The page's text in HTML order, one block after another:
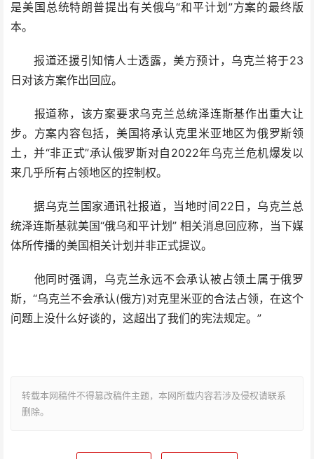
是美国总统特朗普提出有关俄乌“和平计划”方案的最终版
本。
报道还援引知情人士透露，美方预计，乌克兰将于23
日对该方案作出回应。
报道称，该方案要求乌克兰总统泽连斯基作出重大让
步。方案内容包括，美国将承认克里米亚地区为俄罗斯领
土，并“非正式”承认俄罗斯对自2022年乌克兰危机爆发以
来几乎所有占领地区的控制权。
据乌克兰国家通讯社报道，当地时间22日，乌克兰总
统泽连斯基就美国“俄乌和平计划” 相关消息回应称，当下媒
体所传播的美国相关计划并非正式提议。
他同时强调，乌克兰永远不会承认被占领土属于俄罗
斯，“乌克兰不会承认(俄方)对克里米亚的合法占领，在这个
问题上没什么好谈的，这超出了我们的宪法规定。”
转载本网稿件不得篡改稿件主题，本网所载内容若涉及侵权请联系
删除。